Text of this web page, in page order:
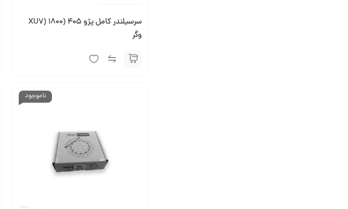
سرسیلندر کامل پژو ۴۰۵ (XU7) 1800
وگر
ناموجود